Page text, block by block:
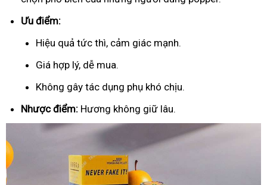
Ưu điểm:
Hiệu quả tức thì, cảm giác mạnh.
Giá hợp lý, dễ mua.
Không gây tác dụng phụ khó chịu.
Nhược điểm: Hương không giữ lâu.